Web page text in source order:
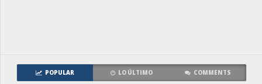
POPULAR LO ÚLTIMO COMMENTS